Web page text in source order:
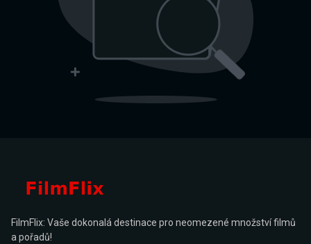
FilmFlix: Vaše dokonalá destinace pro neomezené množství filmů
a pořadů!